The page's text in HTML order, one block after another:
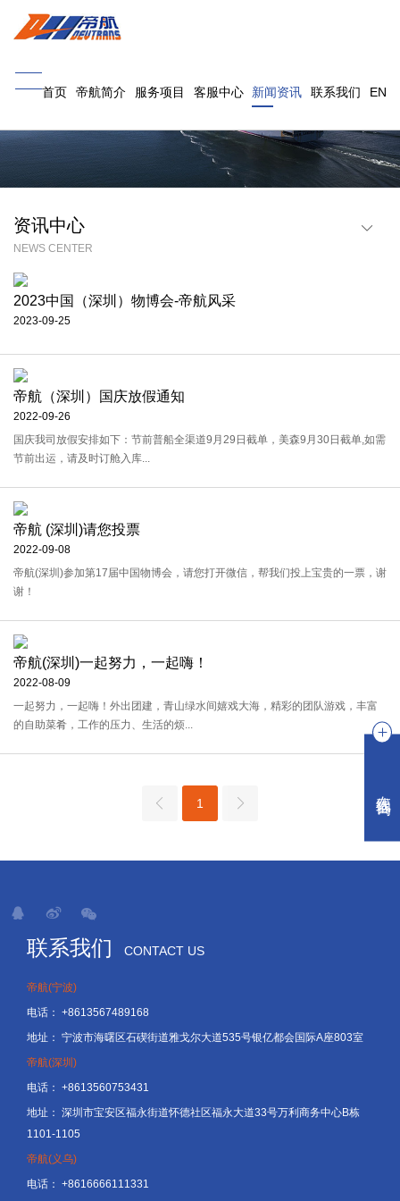
首页 帝航简介 服务项目 客服中心 新闻资讯 联系我们 EN
资讯中心
NEWS CENTER
帝航(义乌)
帝航(南昌)
2023中国（深圳）物博会-帝航风采
2023-09-25
帝航（深圳）国庆放假通知
2022-09-26
国庆我司放假安排如下：节前普船全渠道9月29日截单，美森9月30日截单,如需
节前出运，请及时订舱入库...
帝航 (深圳)请您投票
2022-09-08
帝航(深圳)参加第17届中国物博会，请您打开微信，帮我们投上宝贵的一票，谢
谢！
帝航(深圳)一起努力，一起嗨！
2022-08-09
一起努力，一起嗨！外出团建，青山绿水间嬉戏大海，精彩的团队游戏，丰富
的自助菜肴，工作的压力、生活的烦...
1
联系我们 CONTACT US
帝航(宁波)
电话： +8613567489168
地址： 宁波市海曙区石碶街道雅戈尔大道535号银亿都会国际A座803室
帝航(深圳)
电话： +8613560753431
地址： 深圳市宝安区福永街道怀德社区福永大道33号万利商务中心B栋
1101-1105
帝航(义乌)
电话： +8616666111331